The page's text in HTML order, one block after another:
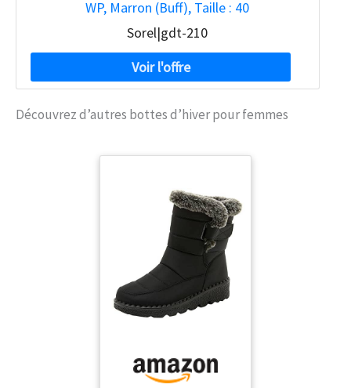
WP, Marron (Buff), Taille : 40
Sorel|gdt-210
Découvrez d’autres bottes d’hiver pour femmes